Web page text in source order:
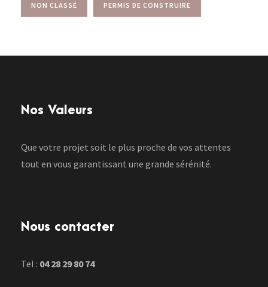
NON CLASSÉ PERMIS DE CONSTRUIRE
Nos Valeurs
Que votre projet soit le plus proche de vos attentes
tout en vous garantissant une grande sérénité.
Nous contacter
Tel : 04 28 29 80 74